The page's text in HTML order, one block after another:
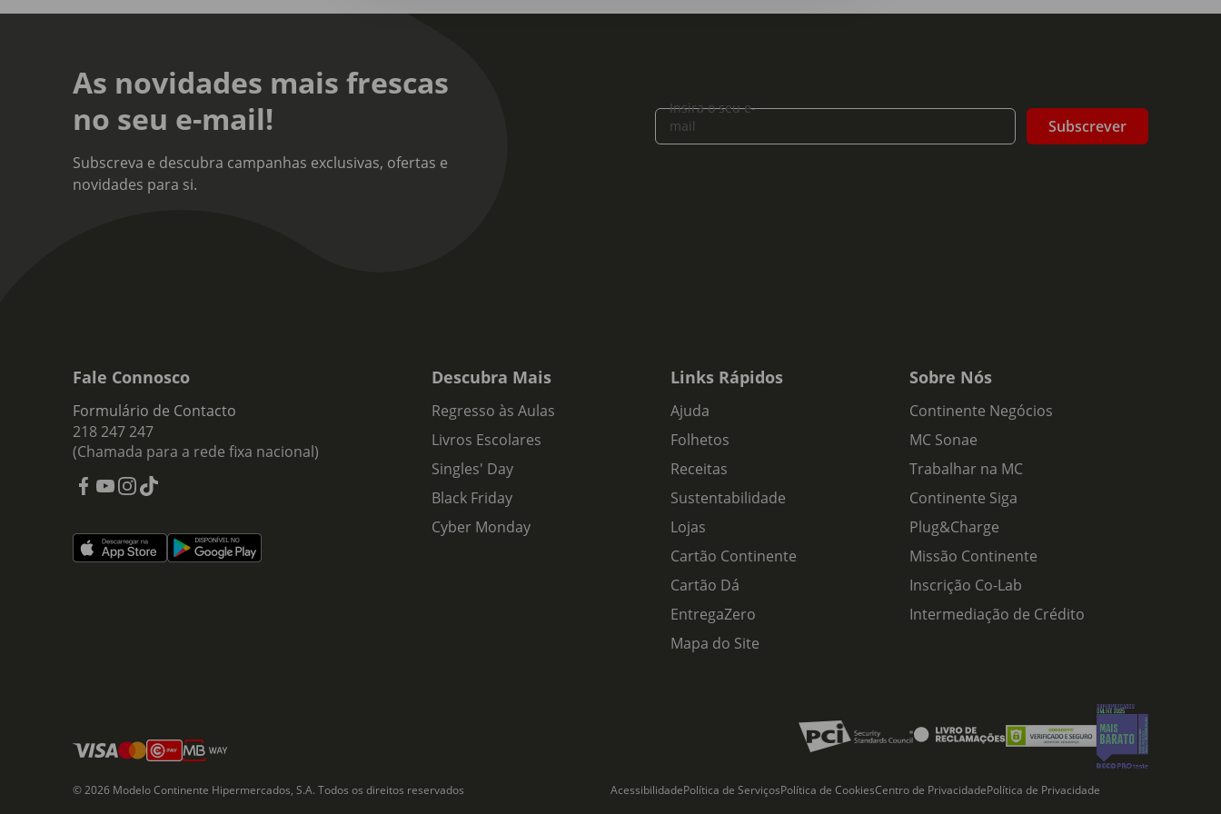
As novidades mais frescas
no seu e-mail!
Subscreva e descubra campanhas exclusivas, ofertas e
novidades para si.
Insira o seu e-
mail
Subscrever
Fale Connosco
Formulário de Contacto
218 247 247
(Chamada para a rede fixa nacional)
Descubra Mais
Regresso às Aulas
Livros Escolares
Singles' Day
Black Friday
Cyber Monday
Links Rápidos
Ajuda
Folhetos
Receitas
Sustentabilidade
Lojas
Cartão Continente
Cartão Dá
EntregaZero
Mapa do Site
Sobre Nós
Continente Negócios
MC Sonae
Trabalhar na MC
Continente Siga
Plug&Charge
Missão Continente
Inscrição Co-Lab
Intermediação de Crédito
© 2026 Modelo Continente Hipermercados, S.A. Todos os direitos reservados AcessibilidadePolítica de ServiçosPolítica de CookiesCentro de PrivacidadePolítica de Privacidade